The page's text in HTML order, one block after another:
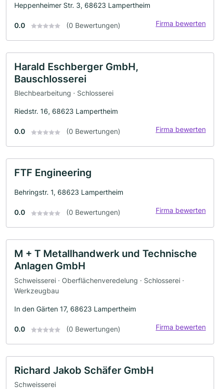
Heppenheimer Str. 3, 68623 Lampertheim
0.0 (0 Bewertungen) Firma bewerten
Harald Eschberger GmbH,
Bauschlosserei
Blechbearbeitung · Schlosserei
Riedstr. 16, 68623 Lampertheim
0.0 (0 Bewertungen) Firma bewerten
FTF Engineering
Behringstr. 1, 68623 Lampertheim
0.0 (0 Bewertungen) Firma bewerten
M + T Metallhandwerk und Technische
Anlagen GmbH
Schweisserei · Oberflächenveredelung · Schlosserei ·
Werkzeugbau
In den Gärten 17, 68623 Lampertheim
0.0 (0 Bewertungen) Firma bewerten
Richard Jakob Schäfer GmbH
Schweisserei